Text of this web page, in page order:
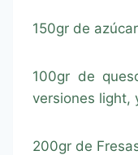
150gr de
100gr de
versiones light,
200gr de